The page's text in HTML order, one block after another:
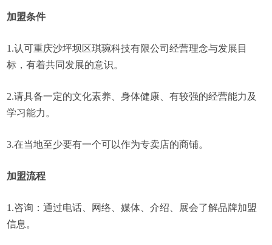
加盟条件
1.认可重庆沙坪坝区琪琬科技有限公司经营理念与发展目
标，有着共同发展的意识。
2.请具备一定的文化素养、身体健康、有较强的经营能力及
学习能力。
3.在当地至少要有一个可以作为专卖店的商铺。
加盟流程
1.咨询：通过电话、网络、媒体、介绍、展会了解品牌加盟
信息。